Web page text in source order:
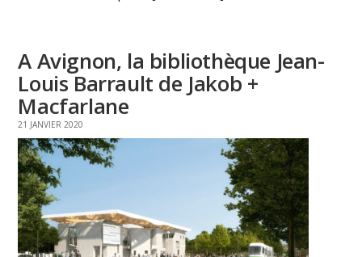
A Avignon, la bibliothèque Jean-
Louis Barrault de Jakob +
Macfarlane
21 JANVIER 2020